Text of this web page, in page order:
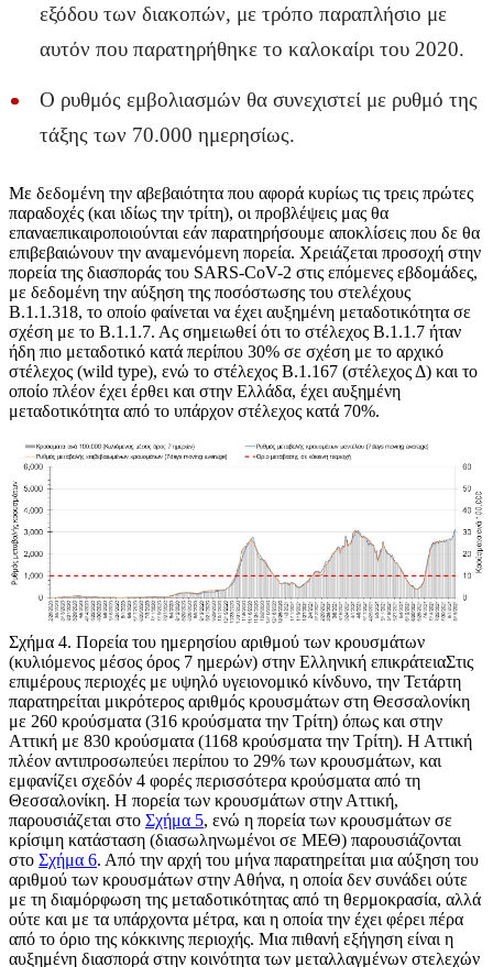
εξόδου των διακοπών, με τρόπο παραπλήσιο με
αυτόν που παρατηρήθηκε το καλοκαίρι του 2020.
Ο ρυθμός εμβολιασμών θα συνεχιστεί με ρυθμό της
τάξης των 70.000 ημερησίως.
Με δεδομένη την αβεβαιότητα που αφορά κυρίως τις τρεις πρώτες
παραδοχές (και ιδίως την τρίτη), οι προβλέψεις μας θα
επαναεπικαιροποιούνται εάν παρατηρήσουμε αποκλίσεις που δε θα
επιβεβαιώνουν την αναμενόμενη πορεία. Χρειάζεται προσοχή στην
πορεία της διασποράς του SARS-CoV-2 στις επόμενες εβδομάδες,
με δεδομένη την αύξηση της ποσόστωσης του στελέχους
Β.1.1.318, το οποίο φαίνεται να έχει αυξημένη μεταδοτικότητα σε
σχέση με το Β.1.1.7. Ας σημειωθεί ότι το στέλεχος Β.1.1.7 ήταν
ήδη πιο μεταδοτικό κατά περίπου 30% σε σχέση με το αρχικό
στέλεχος (wild type), ενώ το στέλεχος Β.1.167 (στέλεχος Δ) και το
οποίο πλέον έχει έρθει και στην Ελλάδα, έχει αυξημένη
μεταδοτικότητα από το υπάρχον στέλεχος κατά 70%.
Σχήμα 4. Πορεία του ημερησίου αριθμού των κρουσμάτων
(κυλιόμενος μέσος όρος 7 ημερών) στην Ελληνική επικράτειαΣτις
επιμέρους περιοχές με υψηλό υγειονομικό κίνδυνο, την Τετάρτη
παρατηρείται μικρότερος αριθμός κρουσμάτων στη Θεσσαλονίκη
με 260 κρούσματα (316 κρούσματα την Τρίτη) όπως και στην
Αττική με 830 κρούσματα (1168 κρούσματα την Τρίτη). Η Αττική
πλέον αντιπροσωπεύει περίπου το 29% των κρουσμάτων, και
εμφανίζει σχεδόν 4 φορές περισσότερα κρούσματα από τη
Θεσσαλονίκη. Η πορεία των κρουσμάτων στην Αττική,
παρουσιάζεται στο Σχήμα 5, ενώ η πορεία των κρουσμάτων σε
κρίσιμη κατάσταση (διασωληνωμένοι σε ΜΕΘ) παρουσιάζονται
στο Σχήμα 6. Από την αρχή του μήνα παρατηρείται μια αύξηση του
αριθμού των κρουσμάτων στην Αθήνα, η οποία δεν συνάδει ούτε
με τη διαμόρφωση της μεταδοτικότητας από τη θερμοκρασία, αλλά
ούτε και με τα υπάρχοντα μέτρα, και η οποία την έχει φέρει πέρα
από το όριο της κόκκινης περιοχής. Μια πιθανή εξήγηση είναι η
αυξημένη διασπορά στην κοινότητα των μεταλλαγμένων στελεχών